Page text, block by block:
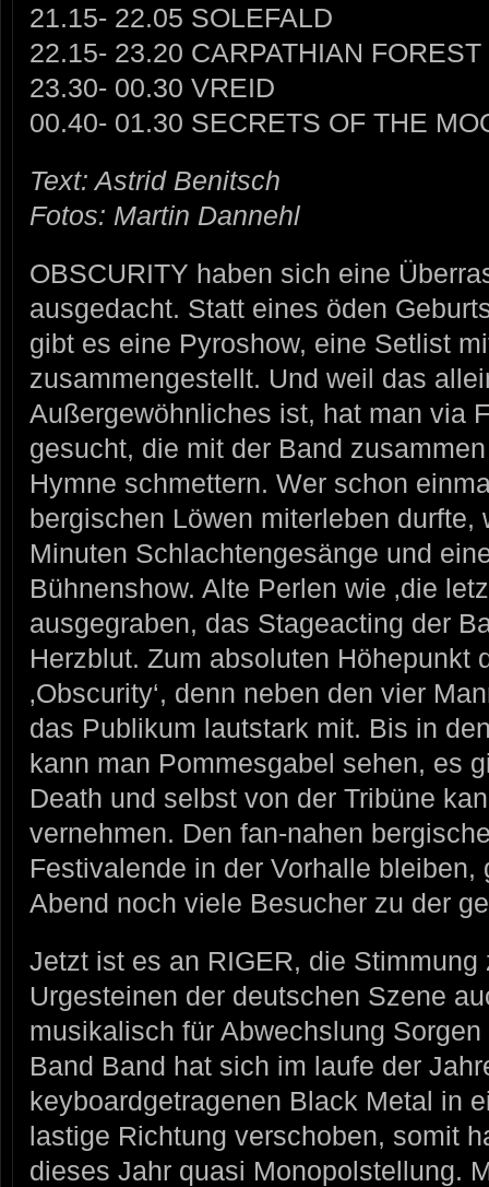
21.15- 22.05 SOLEFALD
22.15- 23.20 CARPATHIAN FOREST
23.30- 00.30 VREID
00.40- 01.30 SECRETS OF THE
Text: Astrid Benitsch
Fotos: Martin Dannehl
OBSCURITY haben sich eine
ausgedacht. Statt eines öden
gibt es eine Pyroshow, eine Setlist
zusammengestellt. Und weil das
Außergewöhnliches ist, hat man via
gesucht, die mit der Band
Hymne schmettern. Wer schon
bergischen Löwen miterleben durfte,
Minuten Schlachtengesänge und
Bühnenshow. Alte Perlen wie ‚die
ausgegraben, das Stageacting der
Herzblut. Zum absoluten Höhepunkt
‚Obscurity‘, denn neben den vier
das Publikum lautstark mit. Bis in
kann man Pommesgabel sehen, es
Death und selbst von der Tribüne
vernehmen. Den fan-nahen
Festivalende in der Vorhalle bleiben,
Abend noch viele Besucher zu der
Jetzt ist es an RIGER, die
Urgesteinen der deutschen Szene
musikalisch für Abwechslung
Band Band hat sich im laufe der
keyboardgetragenen Black Metal in
lastige Richtung verschoben, somit
dieses Jahr quasi Monopolstellung.